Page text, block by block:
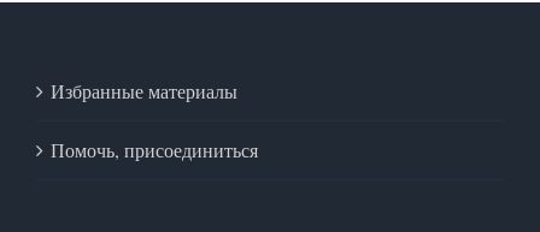
Избранные материалы
Помочь, присоединиться